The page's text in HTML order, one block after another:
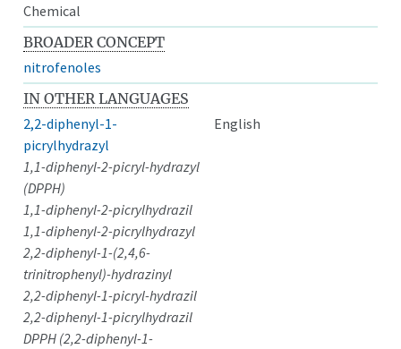
Chemical
BROADER CONCEPT
nitrofenoles
IN OTHER LANGUAGES
2,2-diphenyl-1-
picrylhydrazyl
English
1,1-diphenyl-2-picryl-hydrazyl
(DPPH)
1,1-diphenyl-2-picrylhydrazil
1,1-diphenyl-2-picrylhydrazyl
2,2-diphenyl-1-(2,4,6-
trinitrophenyl)-hydrazinyl
2,2-diphenyl-1-picryl-hydrazil
2,2-diphenyl-1-picrylhydrazil
DPPH (2,2-diphenyl-1-